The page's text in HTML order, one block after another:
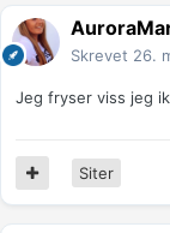
Skrevet 26.
Jeg fryser viss jeg
Siter